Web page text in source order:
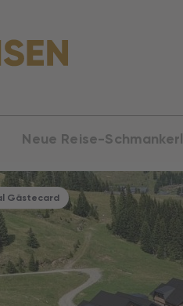
Neue Reise-Schmankerl
Gästecard